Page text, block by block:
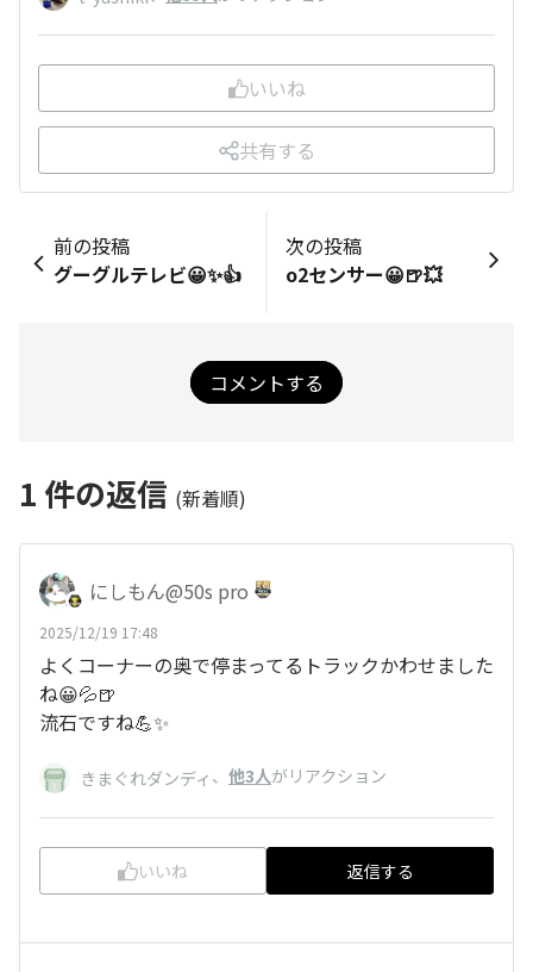
いいね
共有する
前の投稿
グーグルテレビ😀✨👍
次の投稿
o2センサー😀🍺💥
コメントする
1 件の返信 (新着順)
にしもん@50s pro
2025/12/19 17:48
よくコーナーの奥で停まってるトラックかわせました
ね😀💦🍺
流石ですね💪✨
きまぐれダンディ 、 他3人がリアクション
いいね 返信する